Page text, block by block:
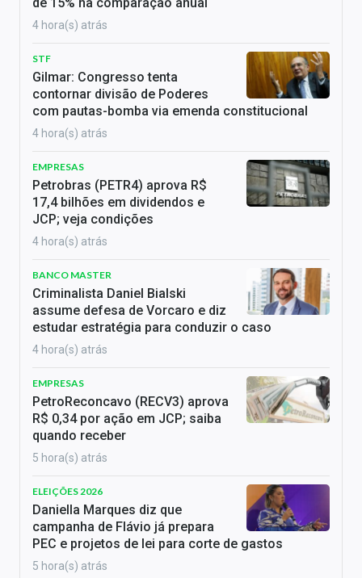
4 hora(s) atrás
STF
Gilmar: Congresso tenta
contornar divisão de Poderes
com pautas-bomba via emenda constitucional
4 hora(s) atrás
EMPRESAS
Petrobras (PETR4) aprova R$
17,4 bilhões em dividendos e
JCP; veja condições
4 hora(s) atrás
BANCO MASTER
Criminalista Daniel Bialski
assume defesa de Vorcaro e diz
estudar estratégia para conduzir o caso
4 hora(s) atrás
EMPRESAS
PetroReconcavo (RECV3) aprova
R$ 0,34 por ação em JCP; saiba
quando receber
5 hora(s) atrás
ELEIÇÕES 2026
Daniella Marques diz que
campanha de Flávio já prepara
PEC e projetos de lei para corte de gastos
5 hora(s) atrás